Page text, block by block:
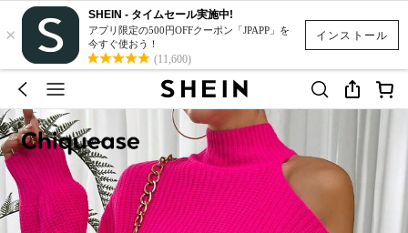
インストール
×
SHEIN - タイムセール実施中!
アプリ限定の500円OFFクーポン「JPAPP」を
今すぐ使おう！
(11,600)